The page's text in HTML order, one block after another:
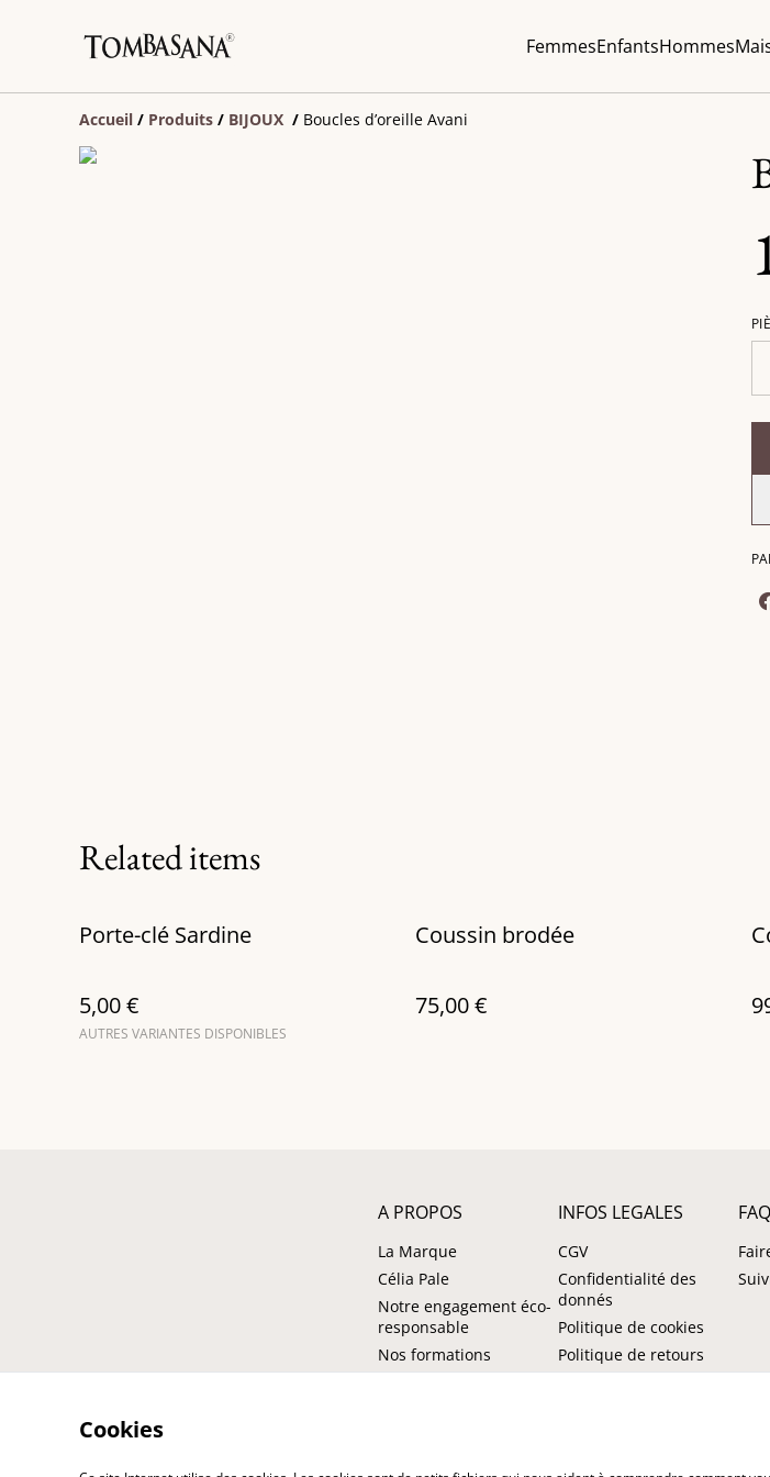
FemmesEnfantsHommes
Accueil / Produits / BIJOUX / Boucles d’oreille Avani
Related items
Porte-clé Sardine
5,00 €
AUTRES VARIANTES DISPONIBLES
Coussin brodée
75,00 €
A PROPOS
La Marque
Célia Pale
Notre engagement éco-
responsable
Nos formations
INFOS LEGALES
CGV
Confidentialité des
donnés
Politique de cookies
Politique de retours
FAQ
Cookies